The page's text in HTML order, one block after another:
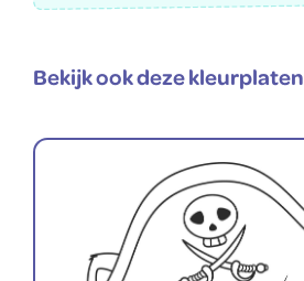
Bekijk ook deze kleurplaten